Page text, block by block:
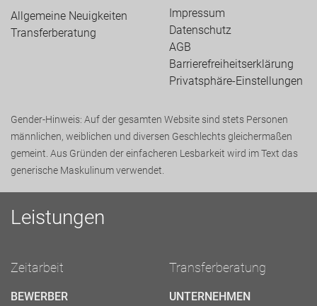
Allgemeine Neuigkeiten
Transfer­beratung
Impressum
Datenschutz
AGB
Barrierefreiheitserklärung
Privatsphäre-Einstellungen
Gender-Hinweis: Auf der gesamten Website sind stets Personen
männlichen, weiblichen und diversen Geschlechts gleichermaßen
gemeint. Aus Gründen der einfacheren Lesbarkeit wird im Text das
generische Maskulinum verwendet.
Leistungen
Zeitarbeit
BEWERBER
Transferberatung
UNTERNEHMEN